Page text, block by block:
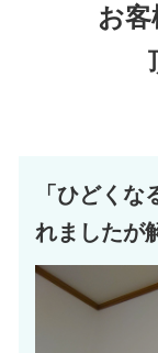
お客
「ひどく
れましたが